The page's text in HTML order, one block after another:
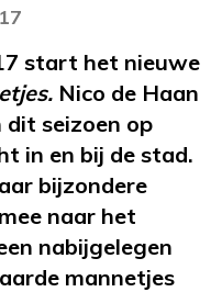
start het nieuwe
Nico de Haan
seizoen op
in en bij de stad.
bijzondere
naar het
nabijgelegen
mannetjes